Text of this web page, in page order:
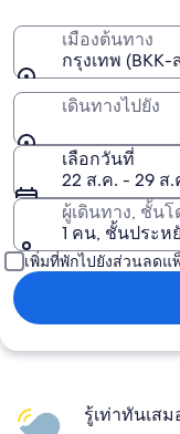
เมืองต้นทาง
กรุงเทพ
เดินทางไปยัง
เลือกวันที่
22 ส.ค. - 29 ส.
ผู้เดินทาง, ชั้นโ
1 คน, ชั้นประห
เพิ่มที่พักไปยังส่วนลดแ
รู้เท่าทันเสม